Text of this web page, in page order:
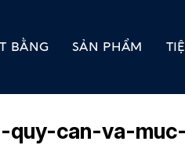
BẰNG SẢN PHẨM
quy-can-va-